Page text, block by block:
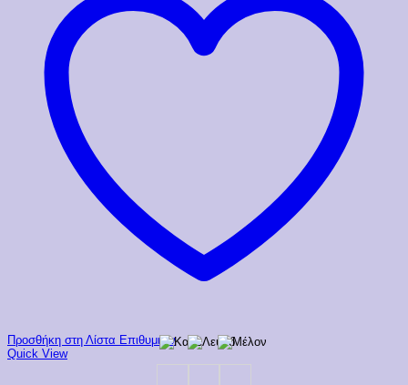
Προσθήκη στη Λίστα Επιθυμιών
Quick View